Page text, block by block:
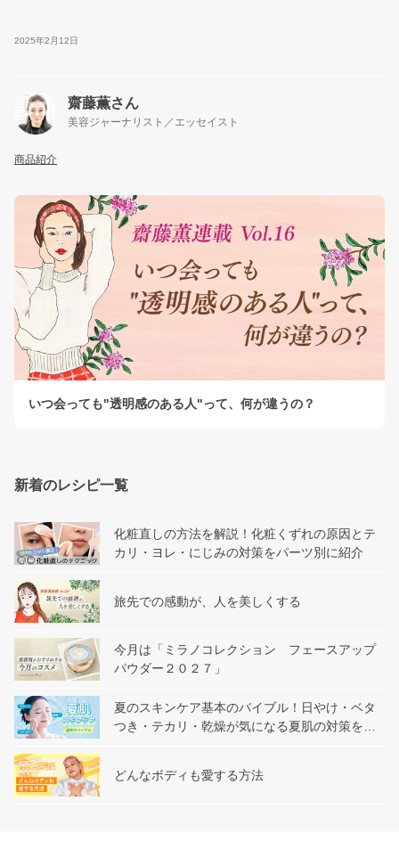
2025年2月12日
齋藤薫さん
美容ジャーナリスト／エッセイスト
商品紹介
いつ会っても"透明感のある人"って、何が違うの？
新着のレシピ一覧
化粧直しの方法を解説！化粧くずれの原因とテ
カリ・ヨレ・にじみの対策をパーツ別に紹介
旅先での感動が、人を美しくする
今月は「ミラノコレクション フェースアップ
パウダー２０２７」
夏のスキンケア基本のバイブル！日やけ・ベタ
つき・テカリ・乾燥が気になる夏肌の対策を解
どんなボディも愛する方法